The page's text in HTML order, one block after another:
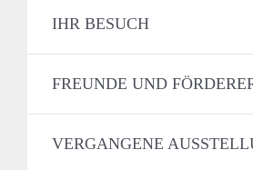
IHR BESUCH
FREUNDE UND
VERGANGENE